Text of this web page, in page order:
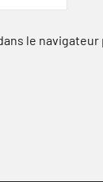
le